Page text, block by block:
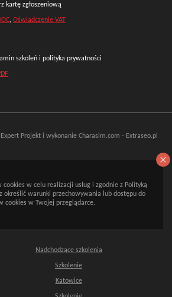
kartę zgłoszeniową
, Oświadczenie VAT
szkoleń i polityka prywatności
Projekt i wykonanie Charasim.com - Extraseo.pl
cookies w celu realizacji usług i zgodnie z Polityką
określić warunki przechowywania lub dostępu do
cookies w Twojej przeglądarce.
Nadchodzące szkolenia
Szkolenie
Katowice